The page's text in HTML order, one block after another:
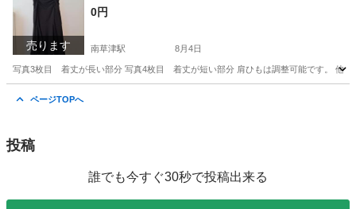
売ります
0円
南草津駅 8月4日
写真3枚目 着丈が長い部分 写真4枚目 着丈が短い部分 肩ひもは調整可能です。 他に
ページTOPへ
投稿
誰でも今すぐ30秒で投稿出来る